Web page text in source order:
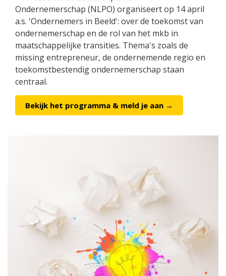
Ondernemerschap (NLPO) organiseert op 14 april
a.s. 'Ondernemers in Beeld': over de toekomst van
ondernemerschap en de rol van het mkb in
maatschappelijke transities. Thema's zoals de
missing entrepreneur, de ondernemende regio en
toekomstbestendig ondernemerschap staan
centraal.
Bekijk het programma & meld je aan →